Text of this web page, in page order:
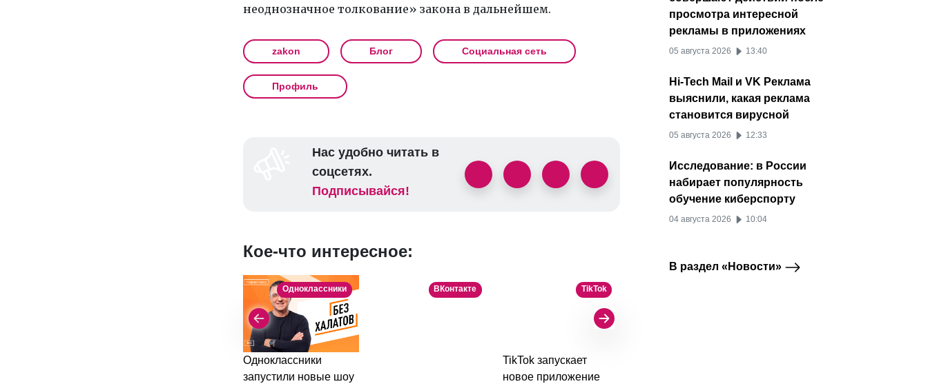
неоднозначное толкование» закона в дальнейшем.
zakon Блог Социальная сеть
Профиль
Нас удобно читать в
соцсетях.
Подписывайся!
Кое-что интересное:
Одноклассники
Одноклассники
запустили новые шоу
ВКонтакте TikTok
TikTok запускает
новое приложение
просмотра интересной
рекламы в приложениях
05 августа 2026 13:40
Hi-Tech Mail и VK Реклама
выяснили, какая реклама
становится вирусной
05 августа 2026 12:33
Исследование: в России
набирает популярность
обучение киберспорту
04 августа 2026 10:04
В раздел «Новости»